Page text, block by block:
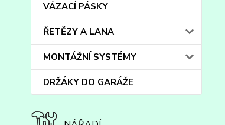
VÁZACÍ PÁSKY
ŘETĚZY A LANA
MONTÁŽNÍ SYSTÉMY
DRŽÁKY DO GARÁŽE